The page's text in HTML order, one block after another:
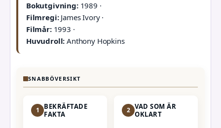
Bokutgivning:1989 ·
Filmregi:James Ivory ·
Filmår:1993 ·
Huvudroll: Anthony Hopkins
SNABBÖVERSIKT
1
BEKRÄFTADE
FAKTA
2 VAD SOM ÄR
OKLART